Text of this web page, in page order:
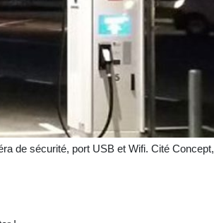
de sécurité, port USB et Wifi. Cité Concept,